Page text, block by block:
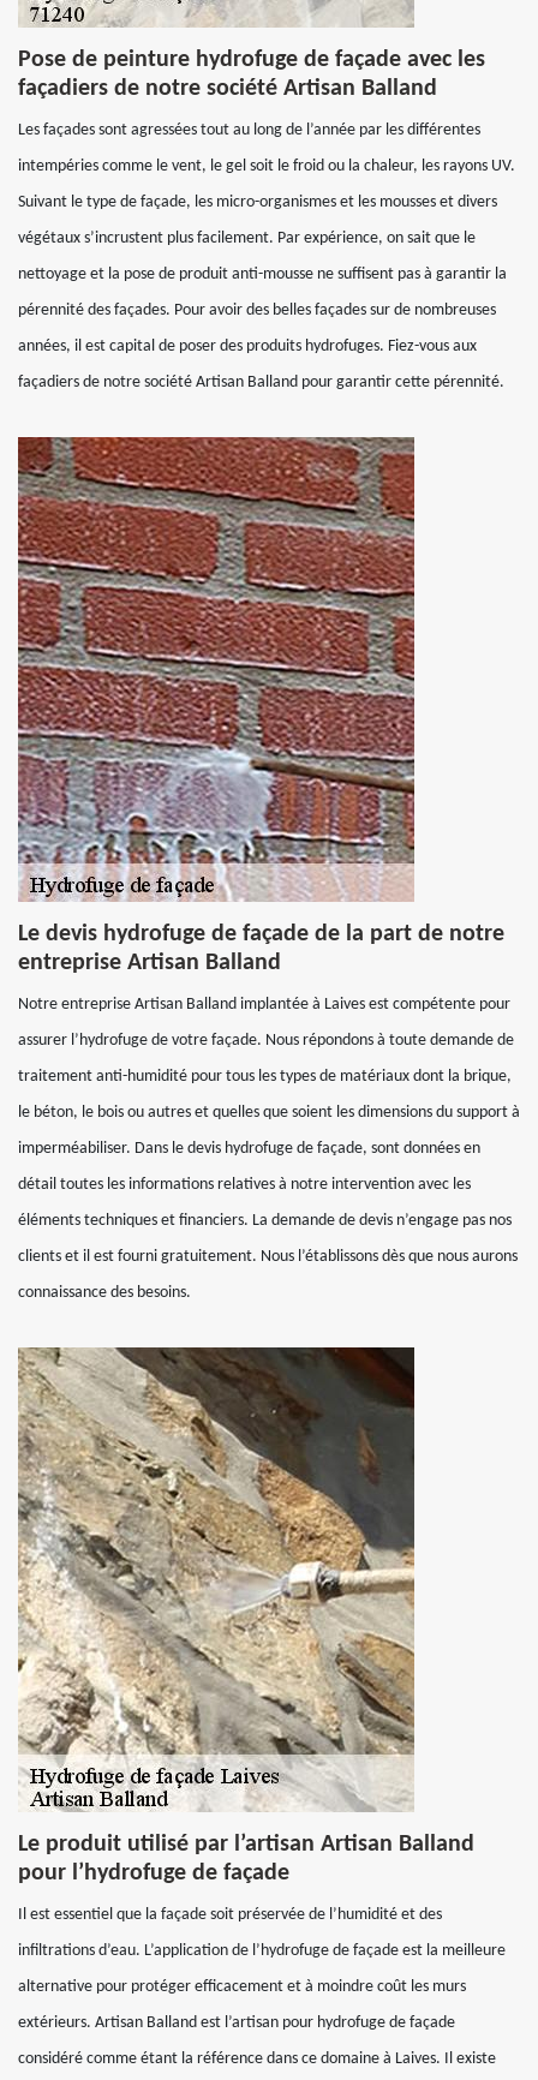
Pose de peinture hydrofuge de façade avec les
façadiers de notre société Artisan Balland
Les façades sont agressées tout au long de l’année par les différentes
intempéries comme le vent, le gel soit le froid ou la chaleur, les rayons UV.
Suivant le type de façade, les micro-organismes et les mousses et divers
végétaux s’incrustent plus facilement. Par expérience, on sait que le
nettoyage et la pose de produit anti-mousse ne suffisent pas à garantir la
pérennité des façades. Pour avoir des belles façades sur de nombreuses
années, il est capital de poser des produits hydrofuges. Fiez-vous aux
façadiers de notre société Artisan Balland pour garantir cette pérennité.
Le devis hydrofuge de façade de la part de notre
entreprise Artisan Balland
Notre entreprise Artisan Balland implantée à Laives est compétente pour
assurer l’hydrofuge de votre façade. Nous répondons à toute demande de
traitement anti-humidité pour tous les types de matériaux dont la brique,
le béton, le bois ou autres et quelles que soient les dimensions du support à
imperméabiliser. Dans le devis hydrofuge de façade, sont données en
détail toutes les informations relatives à notre intervention avec les
éléments techniques et financiers. La demande de devis n’engage pas nos
clients et il est fourni gratuitement. Nous l’établissons dès que nous aurons
connaissance des besoins.
Le produit utilisé par l’artisan Artisan Balland
pour l’hydrofuge de façade
Il est essentiel que la façade soit préservée de l’humidité et des
infiltrations d’eau. L’application de l’hydrofuge de façade est la meilleure
alternative pour protéger efficacement et à moindre coût les murs
extérieurs. Artisan Balland est l’artisan pour hydrofuge de façade
considéré comme étant la référence dans ce domaine à Laives. Il existe